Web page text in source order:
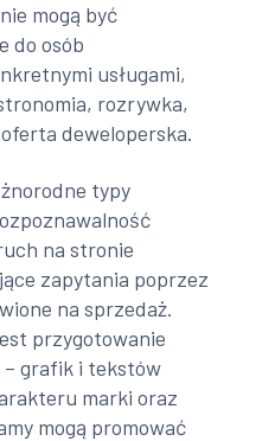
mogą być
do osób
usługami,
rozrywka,
deweloperska.
typy
na stronie
zapytania poprzez
na sprzedaż.
przygotowanie
grafik i tekstów
marki oraz
mogą promować